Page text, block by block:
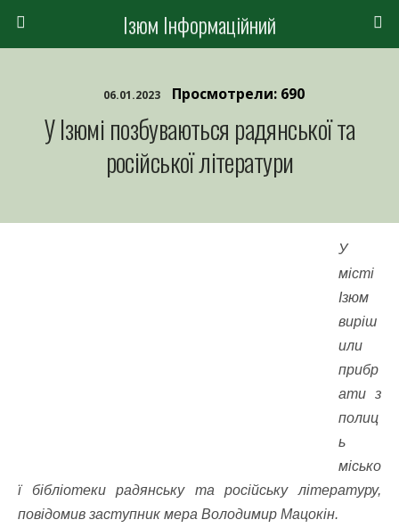
Ізюм Інформаційний
06.01.2023 Просмотрели: 690
У Ізюмі позбуваються радянської та
російської літератури
У
місті
Ізюм
виріш
или
прибр
ати з
полиц
ь
місько
ї бібліотеки радянську та російську літературу,
повідомив заступник мера Володимир Мацокін.